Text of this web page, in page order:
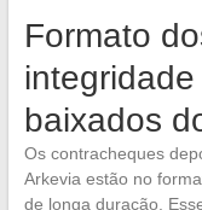
Formato
baixados
Os contracheques
Arkevia estão no
de longa duração.